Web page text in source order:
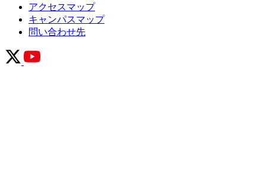
アクセスマップ
キャンパスマップ
問い合わせ先